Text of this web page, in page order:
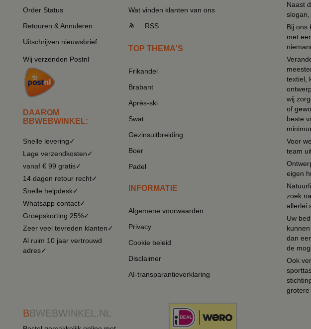
Order Status
Retouren & Annuleren
Uitschrijven nieuwsbrief
Wij verzenden Postnl
DAAROM
BBWEBWINKEL:
Snelle levering✓
Lage verzendkosten✓
vanaf € 99 gratis✓
14 dagen retour recht✓
Snelle helpdesk✓
Whatsapp contact✓
Groepskorting 25%✓
Zeer veel tevreden klanten✓
Al ruim 10 jaar vertrouwd
adres✓
Wat vinden klanten van ons
RSS
TOP THEMA'S
Frikandel
Brabant
Après-ski
Swat
Gezinsuitbreiding
Boer
Padel
INFORMATIE
Algemene voorwaarden
Privacy
Cookie beleid
Disclaimer
AI-transparantieverklaring
Naast
Bij ons
met
textiel,
wij
of
beste
Voor
team
eigen
zoek
allerlei
Uw
dan
de
Ook
grotere
BBWEBWINKEL.NL